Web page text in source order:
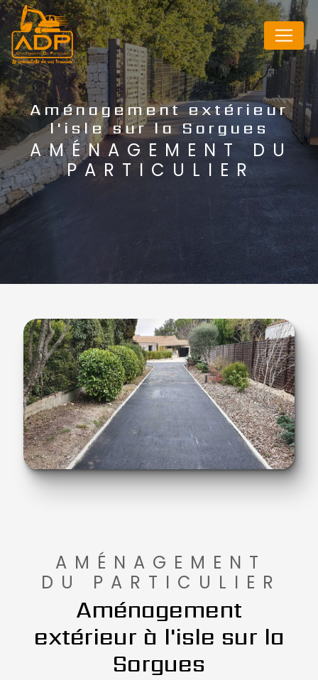
Aménagement extérieur
l'isle sur la Sorgues
AMÉNAGEMENT DU
PARTICULIER
AMÉNAGEMENT
DU PARTICULIER
Aménagement
extérieur à l'isle sur la
Sorgues
Panneau de gestion des cookies